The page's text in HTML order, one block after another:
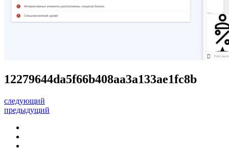
12279644da5f66b408aa3a133ae1fc8b
следующий
предыдущий